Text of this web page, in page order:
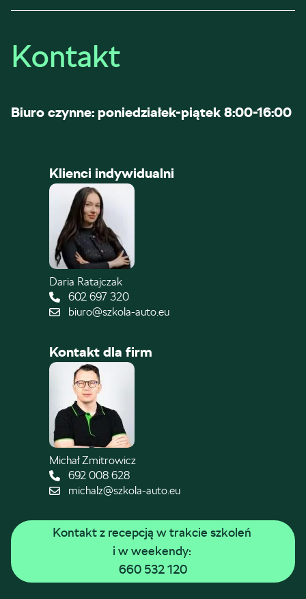
Kontakt
Biuro czynne: poniedziałek-piątek 8:00-16:00
Klienci indywidualni
Daria Ratajczak
602 697 320
biuro@szkola-auto.eu
Kontakt dla firm
Michał Zmitrowicz
692 008 628
michalz@szkola-auto.eu
Kontakt z recepcją w trakcie szkoleń
i w weekendy:
660 532 120